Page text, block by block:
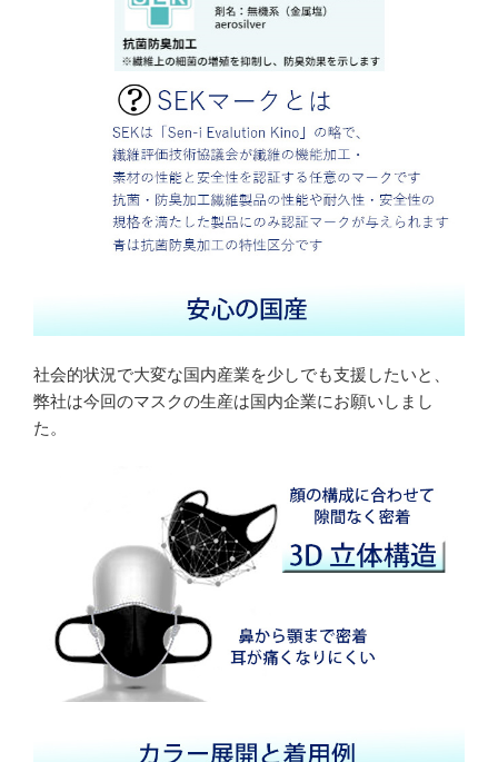
社会的状況で大変な国内産業を少しでも支援したいと、
弊社は今回のマスクの生産は国内企業にお願いしまし
た。